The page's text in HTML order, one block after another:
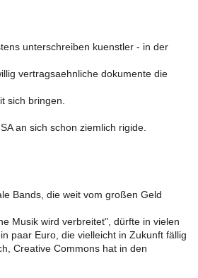
unterschreiben kuenstler - in der
vertragsaehnliche dokumente die
sich bringen.
an sich schon ziemlich rigide.
Bands, die weit vom großen Geld
Musik wird verbreitet", dürfte in vielen
paar Euro, die vielleicht in Zukunft fällig
Creative Commons hat in den